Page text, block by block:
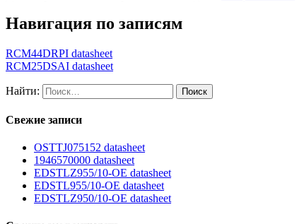
Навигация по записям
RCM44DRPI datasheet
RCM25DSAI datasheet
Найти:
Свежие записи
OSTTJ075152 datasheet
1946570000 datasheet
EDSTLZ955/10-OE datasheet
EDSTL955/10-OE datasheet
EDSTLZ950/10-OE datasheet